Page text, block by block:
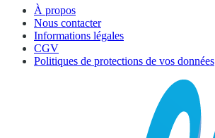
À propos
Nous contacter
Informations légales
CGV
Politiques de protections de vos données